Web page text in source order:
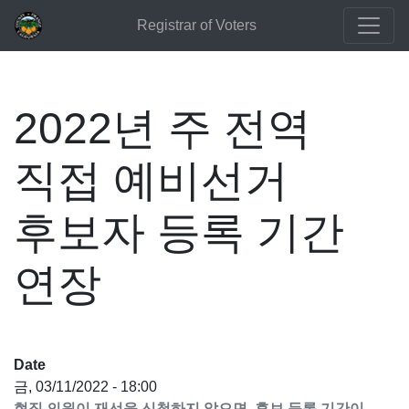
Registrar of Voters
2022년 주 전역
직접 예비선거
후보자 등록 기간
연장
Date
금, 03/11/2022 - 18:00